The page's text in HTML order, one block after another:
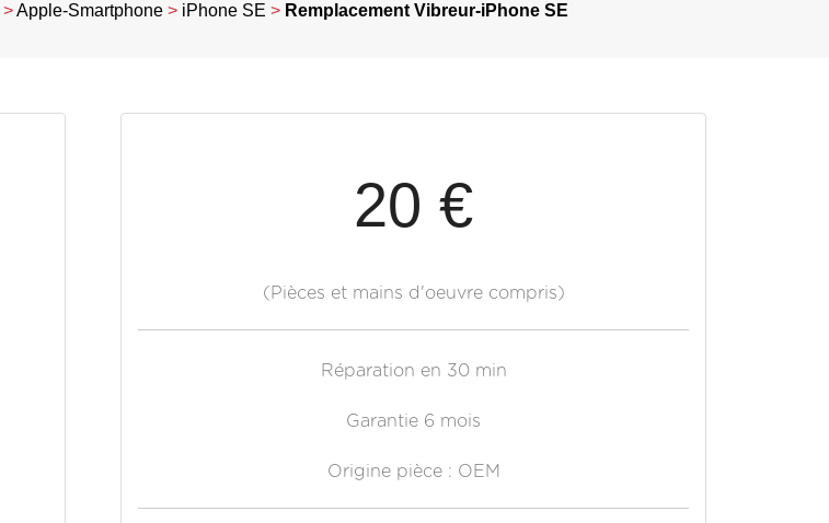
>Apple-Smartphone > iPhone SE > Remplacement Vibreur-iPhone SE
20 €
(Pièces et mains d'oeuvre compris)
Réparation en 30 min
Garantie 6 mois
Origine pièce : OEM